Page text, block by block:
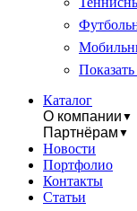
Каталог
О компании ▼
Партнёрам ▼
Новости
Портфолио
Контакты
Статьи